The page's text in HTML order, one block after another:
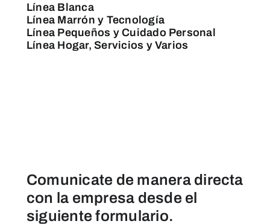
Línea Blanca
Línea Marrón y Tecnología
Línea Pequeños y Cuidado Personal
Línea Hogar, Servicios y Varios
Comunicate de manera directa
con la empresa desde el
siguiente formulario.